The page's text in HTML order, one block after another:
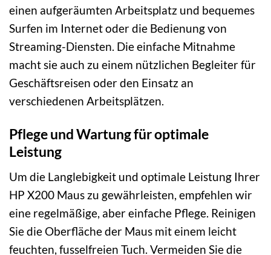
einen aufgeräumten Arbeitsplatz und bequemes
Surfen im Internet oder die Bedienung von
Streaming-Diensten. Die einfache Mitnahme
macht sie auch zu einem nützlichen Begleiter für
Geschäftsreisen oder den Einsatz an
verschiedenen Arbeitsplätzen.
Pflege und Wartung für optimale
Leistung
Um die Langlebigkeit und optimale Leistung Ihrer
HP X200 Maus zu gewährleisten, empfehlen wir
eine regelmäßige, aber einfache Pflege. Reinigen
Sie die Oberfläche der Maus mit einem leicht
feuchten, fusselfreien Tuch. Vermeiden Sie die